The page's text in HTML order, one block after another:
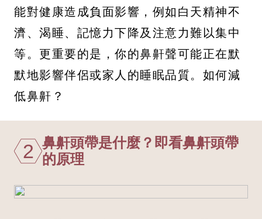
能對健康造成負面影響，例如白天精神不
濟、渴睡、記憶力下降及注意力難以集中
等。更重要的是，你的鼻鼾聲可能正在默
默地影響伴侶或家人的睡眠品質。如何減
低鼻鼾？
2 鼻鼾頭帶是什麼？即看鼻鼾頭帶
的原理